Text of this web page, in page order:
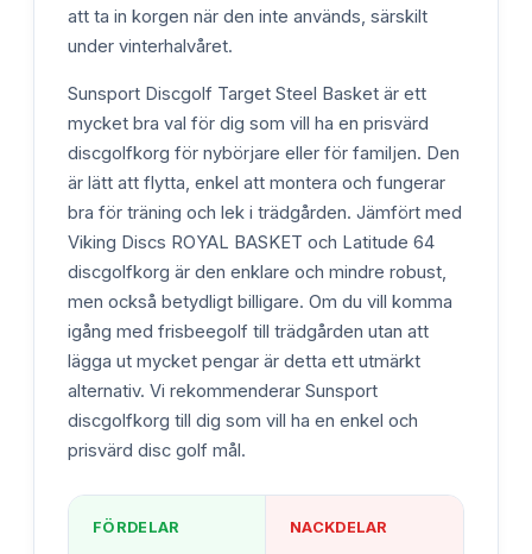
att ta in korgen när den inte används, särskilt
under vinterhalvåret.
Sunsport Discgolf Target Steel Basket är ett
mycket bra val för dig som vill ha en prisvärd
discgolfkorg för nybörjare eller för familjen. Den
är lätt att flytta, enkel att montera och fungerar
bra för träning och lek i trädgården. Jämfört med
Viking Discs ROYAL BASKET och Latitude 64
discgolfkorg är den enklare och mindre robust,
men också betydligt billigare. Om du vill komma
igång med frisbeegolf till trädgården utan att
lägga ut mycket pengar är detta ett utmärkt
alternativ. Vi rekommenderar Sunsport
discgolfkorg till dig som vill ha en enkel och
prisvärd disc golf mål.
FÖRDELAR NACKDELAR